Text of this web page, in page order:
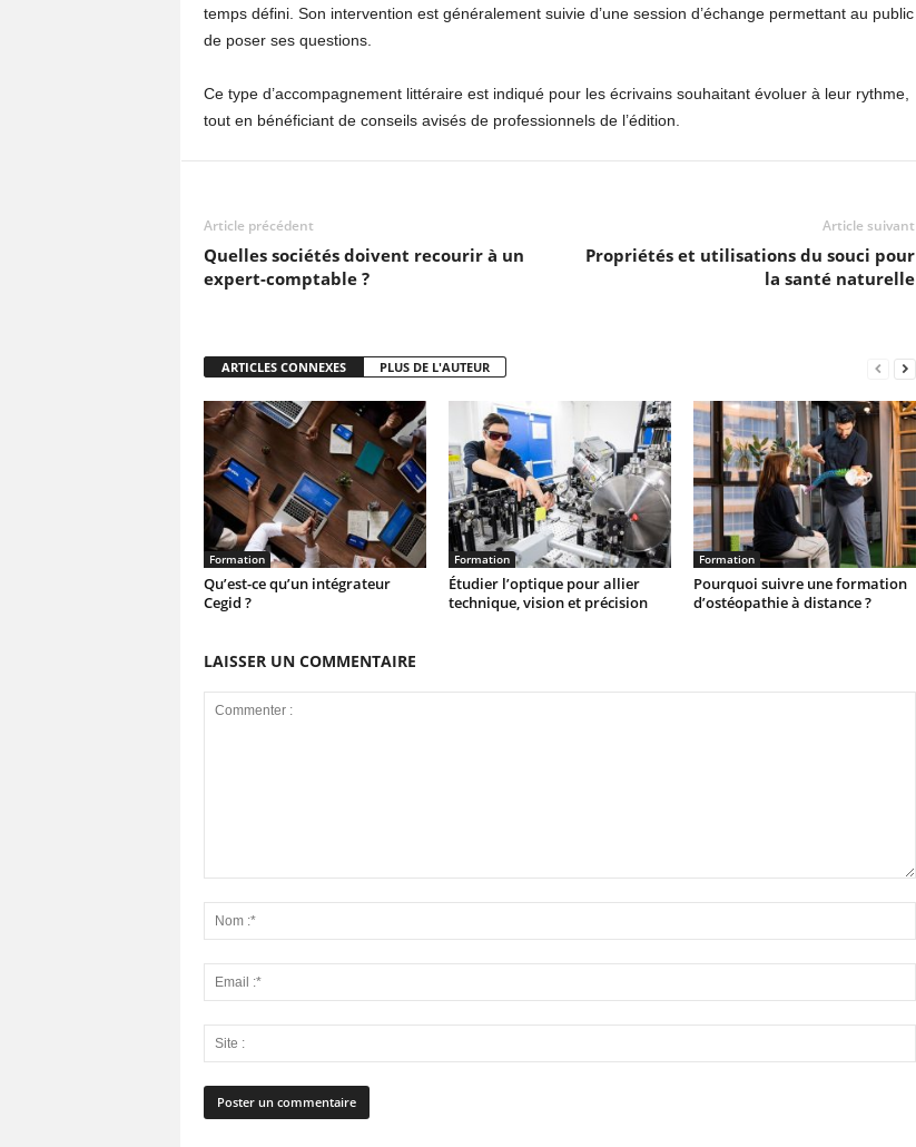
temps défini. Son intervention est généralement suivie d’une session d’échange permettant au public
de poser ses questions.
Ce type d’accompagnement littéraire est indiqué pour les écrivains souhaitant évoluer à leur rythme,
tout en bénéficiant de conseils avisés de professionnels de l’édition.
Article précédent
Quelles sociétés doivent recourir à un
expert-comptable ?
Article suivant
Propriétés et utilisations du souci pour
la santé naturelle
ARTICLES CONNEXES PLUS DE L'AUTEUR
Formation
Qu’est-ce qu’un intégrateur
Cegid ?
Formation
Étudier l’optique pour allier
technique, vision et précision
Formation
Pourquoi suivre une formation
d’ostéopathie à distance ?
LAISSER UN COMMENTAIRE